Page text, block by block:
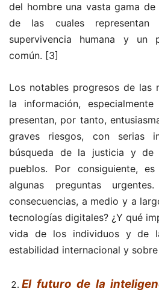
del hombre una vasta gama de
de las cuales
supervivencia humana y un
común. [3]
Los notables progresos de las
la información,
presentan, por tanto,
graves riesgos, con serias
búsqueda de la justicia y de
pueblos. Por consiguiente,
algunas preguntas
consecuencias, a medio y a
tecnologías digitales? ¿Y qué
vida de los individuos y de
estabilidad internacional y
El futuro de la